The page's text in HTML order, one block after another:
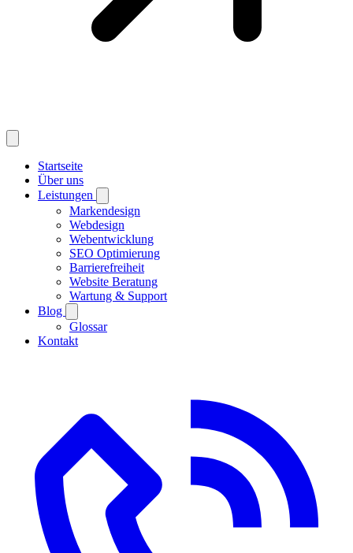
Startseite
Über uns
Leistungen
Markendesign
Webdesign
Webentwicklung
SEO Optimierung
Barrierefreiheit
Website Beratung
Wartung & Support
Blog
Glossar
Kontakt